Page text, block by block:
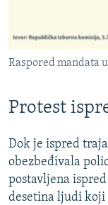
Raspored mandata
Protest
Dok je ispred
obezbeđivala
postavljena
desetina ljudi koji